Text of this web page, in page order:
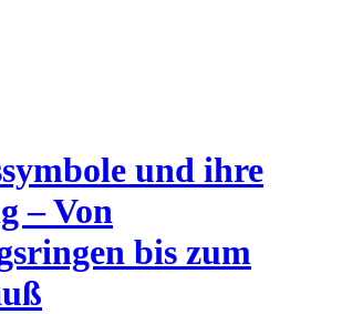
und ihre
– Von
bis zum